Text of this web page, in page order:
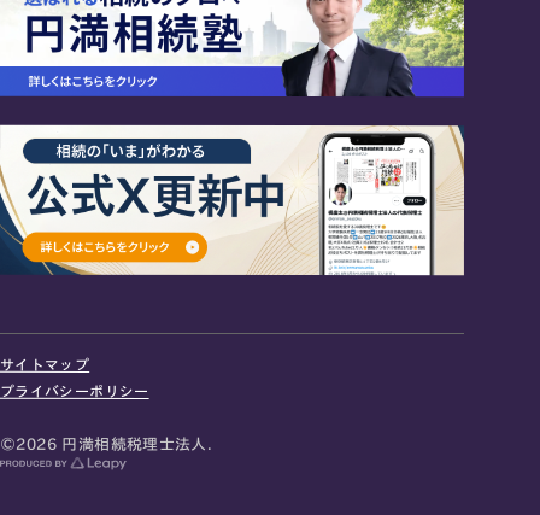
お急ぎの方は電話で面談予約
サイトマップ
プライバシーポリシー
©2026 円満相続税理士法人.